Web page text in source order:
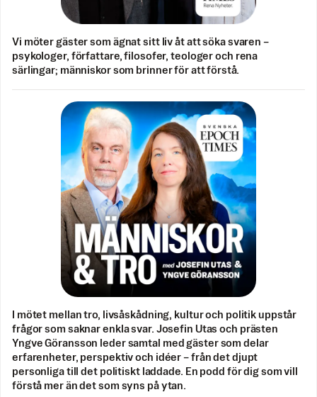
Vi möter gäster som ägnat sitt liv åt att söka svaren –
psykologer, författare, filosofer, teologer och rena
särlingar; människor som brinner för att förstå.
I mötet mellan tro, livsåskådning, kultur och politik uppstår
frågor som saknar enkla svar. Josefin Utas och prästen
Yngve Göransson leder samtal med gäster som delar
erfarenheter, perspektiv och idéer – från det djupt
personliga till det politiskt laddade. En podd för dig som vill
förstå mer än det som syns på ytan.